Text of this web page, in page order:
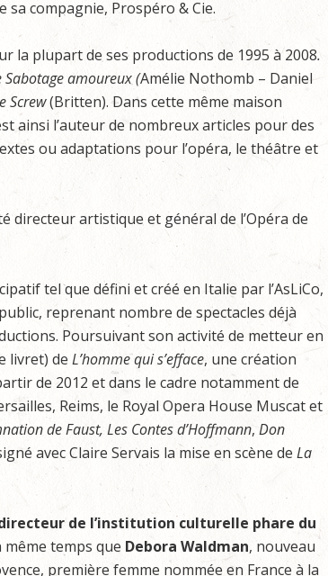
sa compagnie, Prospéro & Cie.
la plupart de ses productions de 1995 à 2008.
Sabotage amoureux (Amélie Nothomb – Daniel
Screw(Britten). Dans cette même maison
ainsi l’auteur de nombreux articles pour des
ou adaptations pour l’opéra, le théâtre et
directeur artistique et général de l’Opéra de
tel que défini et créé en Italie par l’AsLiCo,
reprenant nombre de spectacles déjà
Poursuivant son activité de metteur en
livret) de L’homme qui s’efface, une création
de 2012 et dans le cadre notamment de
Reims, le Royal Opera House Muscat et
de Faust, Les Contes d’Hoffmann, Don
avec Claire Servais la mise en scène de La
de l’institution culturelle phare du
temps que Debora Waldman, nouveau
première femme nommée en France à la